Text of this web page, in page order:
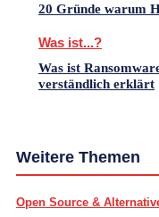
20 Gründe warum
Was ist...?
Was ist
verständlich erklärt
Weitere Themen
Open Source &